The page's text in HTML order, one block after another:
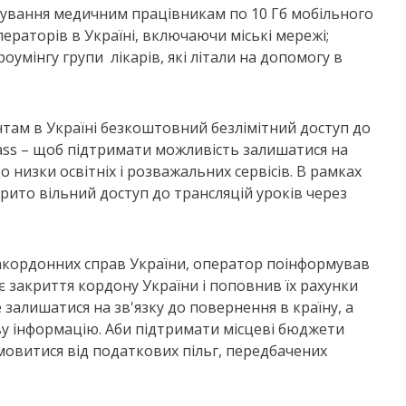
медичним працівникам по 10 Гб мобільного
в Україні, включаючи міські мережі;
групи лікарів, які літали на допомогу в
в Україні безкоштовний безлімітний доступ до
– щоб підтримати можливість залишатися на
освітніх і розважальних сервісів. В рамках
вільний доступ до трансляцій уроків через
справ України, оператор поінформував
закриття кордону України і поповнив їх рахунки
на зв'язку до повернення в країну, а
Аби підтримати місцеві бюджети
від податкових пільг, передбачених